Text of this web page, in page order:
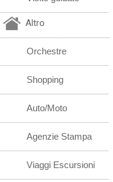
Altro
Orchestre
Shopping
Auto/Moto
Agenzie Stampa
Viaggi Escursioni